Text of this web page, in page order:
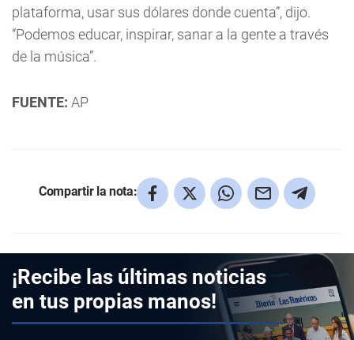
plataforma, usar sus dólares donde cuenta”, dijo.
“Podemos educar, inspirar, sanar a la gente a través
de la música”.
FUENTE: AP
Compartir la nota:
¡Recibe las últimas noticias
en tus propias manos!